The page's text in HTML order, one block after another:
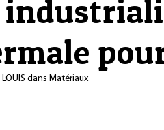
dans Matériaux